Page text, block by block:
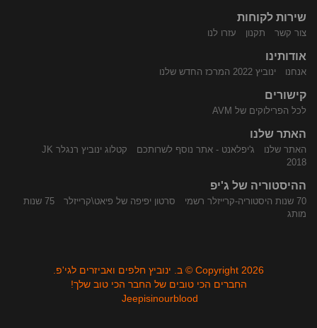
שירות לקוחות
צור קשר תקנון עזרו לנו
אודותינו
אנחנו ינוביץ 2022 המרכז החדש שלנו
קישורים
לכל הפרילוקים של AVM
האתר שלנו
האתר שלנו ג'יפלאנט - אתר נוסף לשרותכם
קטלוג ינוביץ רנגלר JK
2018
ההיסטוריה של ג'יפ
70 שנות היסטוריה-קרייזלר רשמי סרטון יפיפה של פיאט\קרייזלר
75 שנות
מותג
Copyright 2026 © ב. ינוביץ חלפים ואביזרים לגי'פ.
החברים הכי טובים של החבר הכי טוב שלך!
Jeepisinourblood